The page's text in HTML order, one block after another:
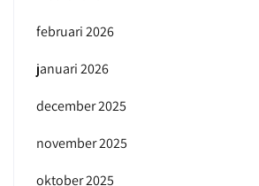
februari 2026
januari 2026
december 2025
november 2025
oktober 2025